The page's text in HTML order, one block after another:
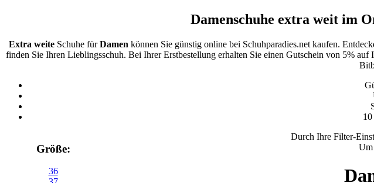
Damenschuhe extra weit im
Extra weiteSchuhe fürDamen können Sie günstig online bei Schuhparadies.net kaufen.
finden Sie Ihren Lieblingsschuh. Bei Ihrer Erstbestellung erhalten Sie einen Gutschein von 5%
10
Größe:
36
Durch Ihre Filter-
Um